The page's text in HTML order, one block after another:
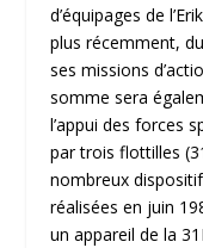
d’équipages de
plus récemment,
ses missions
somme sera
l’appui des forces
par trois flottilles
nombreux
réalisées en juin
un appareil de la